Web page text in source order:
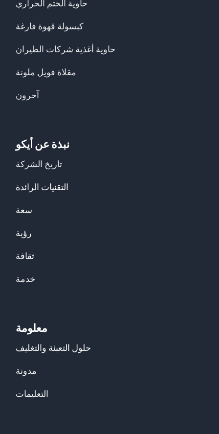
حاوية الختم الحراري
كبسولة قهوة فارغة
حاوية أغذية شركات الطيران
مقلاة فويل ملونة
آحرون
نبذة عن أيكو
تاريخ الشركة
التقنيات الرائدة
سعة
رؤية
ثقافة
خدمة
معلومة
حلول التعبئة والتغليف
مدونة
التعليمات